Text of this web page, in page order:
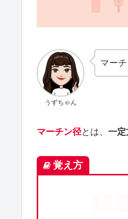
うずちゃん
マー
マーチン径とは、 一定
覚え方